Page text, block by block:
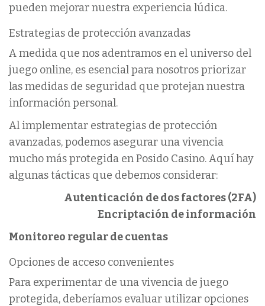
pueden mejorar nuestra experiencia lúdica.
Estrategias de protección avanzadas
A medida que nos adentramos en el universo del
juego online, es esencial para nosotros priorizar
las medidas de seguridad que protejan nuestra
información personal.
Al implementar estrategias de protección
avanzadas, podemos asegurar una vivencia
mucho más protegida en Posido Casino. Aquí hay
algunas tácticas que debemos considerar:
Autenticación de dos factores (2FA)
Encriptación de información
Monitoreo regular de cuentas
Opciones de acceso convenientes
Para experimentar de una vivencia de juego
protegida, deberíamos evaluar utilizar opciones